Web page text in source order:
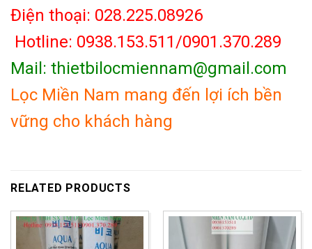
Điện thoại: 028.225.08926
Hotline: 0938.153.511/0901.370.289
Mail: thietbilocmiennam@gmail.com
Lọc Miền Nam mang đến lợi ích bền
vững cho khách hàng
RELATED PRODUCTS